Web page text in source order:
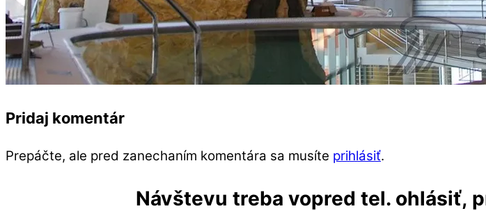
Pridaj komentár
Prepáčte, ale pred zanechaním komentára sa musíte prihlásiť.
Návštevu treba vopred tel. ohlásiť,